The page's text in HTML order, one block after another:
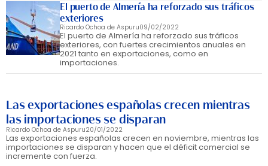
El puerto de Almería ha reforzado sus tráficos
exteriores
Ricardo Ochoa de Aspuru09/02/2022
El puerto de Almería ha reforzado sus tráficos
exteriores, con fuertes crecimientos anuales en
2021 tanto en exportaciones, como en
importaciones.
Las exportaciones españolas crecen mientras
las importaciones se disparan
Ricardo Ochoa de Aspuru20/01/2022
Las exportaciones españolas crecen en noviembre, mientras las
importaciones se disparan y hacen que el déficit comercial se
incremente con fuerza.